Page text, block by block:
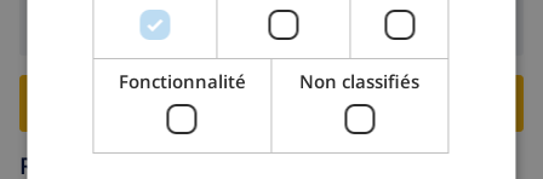
Avant: 10:00
RESERVER CETTE VILLA ›
Région
Fonctionnalité Non classifiés